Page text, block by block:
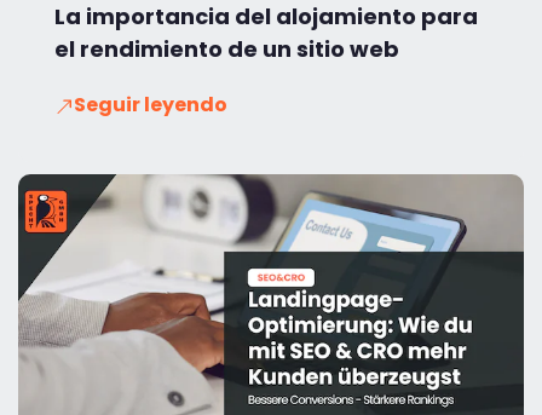
La importancia del alojamiento para
el rendimiento de un sitio web
Seguir leyendo